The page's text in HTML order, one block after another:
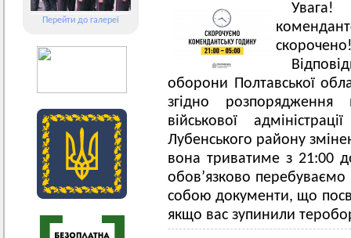
Перейти до галереї
оборони Полтавської
згідно розпорядження
військової
Лубенського району
вона триватиме з 21:00
обовʼязково
собою документи, що
якщо вас зупинили